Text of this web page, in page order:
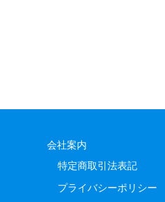
会社案内
特定商取引法表記
プライバシーポリシー